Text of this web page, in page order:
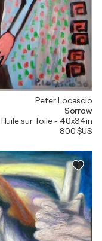
Peter Locascio
Sorrow
Huile sur Toile - 40x34in
800 $US